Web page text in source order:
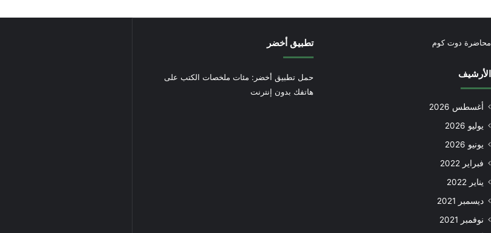
محاضرة دوت كوم
الأرشيف
أغسطس 2026
يوليو 2026
يونيو 2026
فبراير 2022
يناير 2022
ديسمبر 2021
نوفمبر 2021
تطبيق أخضر
حمل تطبيق أخضر: مئات ملخصات الكتب على
هاتفك بدون إنترنت